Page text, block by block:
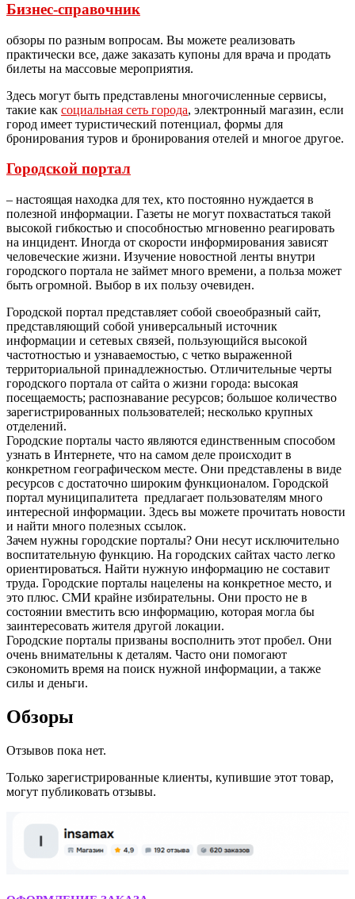
Бизнес-справочник
обзоры по разным вопросам. Вы можете реализовать
практически все, даже заказать купоны для врача и продать
билеты на массовые мероприятия.
Здесь могут быть представлены многочисленные сервисы,
такие как социальная сеть города, электронный магазин, если
город имеет туристический потенциал, формы для
бронирования туров и бронирования отелей и многое другое.
Городской портал
– настоящая находка для тех, кто постоянно нуждается в
полезной информации. Газеты не могут похвастаться такой
высокой гибкостью и способностью мгновенно реагировать
на инцидент. Иногда от скорости информирования зависят
человеческие жизни. Изучение новостной ленты внутри
городского портала не займет много времени, а польза может
быть огромной. Выбор в их пользу очевиден.
Городской портал представляет собой своеобразный сайт,
представляющий собой универсальный источник
информации и сетевых связей, пользующийся высокой
частотностью и узнаваемостью, с четко выраженной
территориальной принадлежностью. Отличительные черты
городского портала от сайта о жизни города: высокая
посещаемость; распознавание ресурсов; большое количество
зарегистрированных пользователей; несколько крупных
отделений.
Городские порталы часто являются единственным способом
узнать в Интернете, что на самом деле происходит в
конкретном географическом месте. Они представлены в виде
ресурсов с достаточно широким функционалом. Городской
портал муниципалитета предлагает пользователям много
интересной информации. Здесь вы можете прочитать новости
и найти много полезных ссылок.
Зачем нужны городские порталы? Они несут исключительно
воспитательную функцию. На городских сайтах часто легко
ориентироваться. Найти нужную информацию не составит
труда. Городские порталы нацелены на конкретное место, и
это плюс. СМИ крайне избирательны. Они просто не в
состоянии вместить всю информацию, которая могла бы
заинтересовать жителя другой локации.
Городские порталы призваны восполнить этот пробел. Они
очень внимательны к деталям. Часто они помогают
сэкономить время на поиск нужной информации, а также
силы и деньги.
Обзоры
Отзывов пока нет.
Только зарегистрированные клиенты, купившие этот товар,
могут публиковать отзывы.